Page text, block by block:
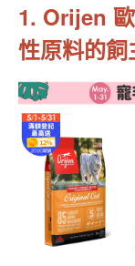
1. Orijen
性原料的飼